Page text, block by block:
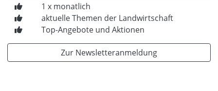
1 x monatlich
aktuelle Themen der Landwirtschaft
Top-Angebote und Aktionen
Zur Newsletteranmeldung